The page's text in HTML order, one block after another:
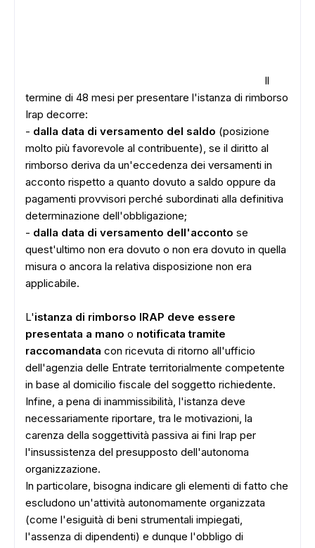
Il
termine di 48 mesi per presentare l'istanza di rimborso
Irap decorre:
- dalla data di versamento del saldo (posizione
molto più favorevole al contribuente), se il diritto al
rimborso deriva da un'eccedenza dei versamenti in
acconto rispetto a quanto dovuto a saldo oppure da
pagamenti provvisori perché subordinati alla definitiva
determinazione dell'obbligazione;
- dalla data di versamento dell'acconto se
quest'ultimo non era dovuto o non era dovuto in quella
misura o ancora la relativa disposizione non era
applicabile.
L'istanza di rimborso IRAP deve essere
presentata a mano o notificata tramite
raccomandata con ricevuta di ritorno all'ufficio
dell'agenzia delle Entrate territorialmente competente
in base al domicilio fiscale del soggetto richiedente.
Infine, a pena di inammissibilità, l'istanza deve
necessariamente riportare, tra le motivazioni, la
carenza della soggettività passiva ai fini Irap per
l'insussistenza del presupposto dell'autonoma
organizzazione.
In particolare, bisogna indicare gli elementi di fatto che
escludono un'attività autonomamente organizzata
(come l'esiguità di beni strumentali impiegati,
l'assenza di dipendenti) e dunque l'obbligo di